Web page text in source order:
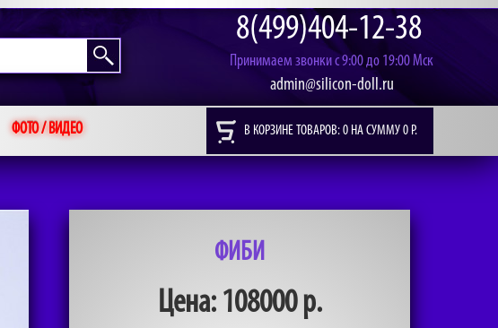
8(499)404-12-38
Принимаем звонки с 9:00 до 19:00 Мск
admin@silicon-doll.ru
ФОТО / ВИДЕО В КОРЗИНЕ ТОВАРОВ: 0 НА СУММУ 0 Р.
ФИБИ
Цена: 108000 р.